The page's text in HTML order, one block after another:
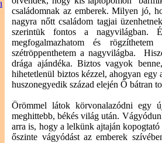
családomnak az emberek. Milyen jó,
nagyra nőtt családom tagjai
szerintük fontos a
megfogalmazhatom és
szétröppenthetem a nagyvilágba.
drága ajándéka. Biztos vagyok
hihetetlenül biztos kézzel, ahogyan
huszonegyedik század elején Ő bátran
Örömmel látok körvonalazódni egy
meghittebb, békés világ után.
arra is, hogy a lelkünk ajtaján
őszinte vágyódást az emberek